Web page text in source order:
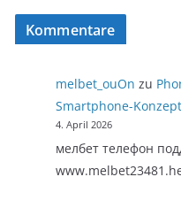
Kommentare
melbet_ouOn zu
Smartphone-
4. April 2026
мелбет телефон